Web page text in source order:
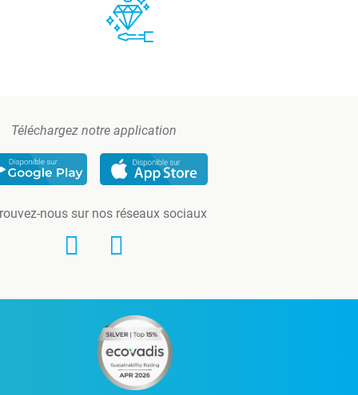
Téléchargez notre application
nous sur nos réseaux sociaux